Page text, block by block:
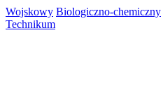
Wojskowy Biologiczno-chemiczny
Technikum